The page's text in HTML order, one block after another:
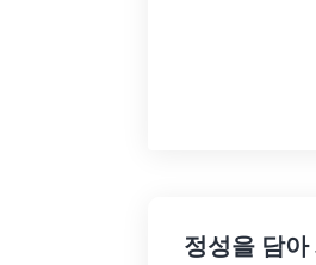
정성을 담